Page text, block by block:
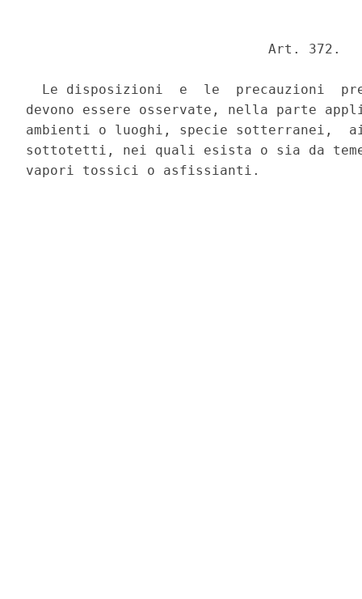
                              Art. 372.
Le disposizioni  e  le  precauzioni
devono essere osservate, nella parte
ambienti o luoghi, specie sotterranei,
sottotetti, nei quali esista o sia da